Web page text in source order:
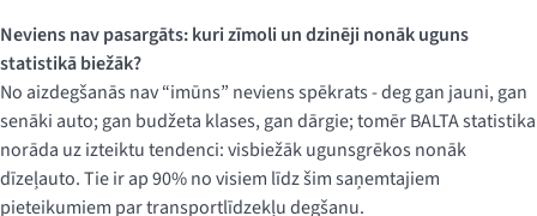
Neviens nav pasargāts: kuri zīmoli un dzinēji nonāk uguns
statistikā biežāk?
No aizdegšanās nav “imūns” neviens spēkrats - deg gan jauni, gan
senāki auto; gan budžeta klases, gan dārgie; tomēr BALTA statistika
norāda uz izteiktu tendenci: visbiežāk ugunsgrēkos nonāk
dīzeļauto. Tie ir ap 90% no visiem līdz šim saņemtajiem
pieteikumiem par transportlīdzekļu degšanu.